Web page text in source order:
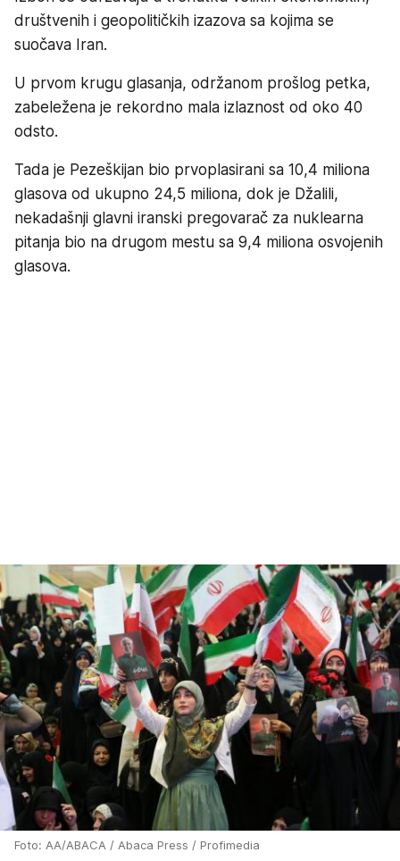
društvenih i geopolitičkih izazova sa kojima se
suočava Iran.
U prvom krugu glasanja, održanom prošlog petka,
zabeležena je rekordno mala izlaznost od oko 40
odsto.
Tada je Pezeškijan bio prvoplasirani sa 10,4 miliona
glasova od ukupno 24,5 miliona, dok je Džalili,
nekadašnji glavni iranski pregovarač za nuklearna
pitanja bio na drugom mestu sa 9,4 miliona osvojenih
glasova.
Foto: AA/ABACA / Abaca Press / Profimedia